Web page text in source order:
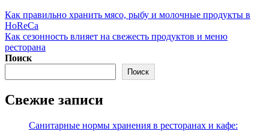
Навигация
по
записям
Назад
Как правильно хранить мясо, рыбу и молочные продукты в
HoReCa
Далее
Как сезонность влияет на свежесть продуктов и меню
ресторана
Поиск
Поиск
Свежие записи
Санитарные нормы хранения в ресторанах и кафе: